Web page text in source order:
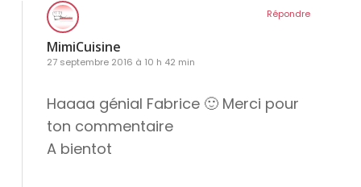
MimiCuisine
27 septembre 2016 à 10 h 42 min
Haaaa génial Fabrice 🙂 Merci pour
ton commentaire
A bientot
Répondre